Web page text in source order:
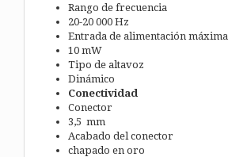
Rango de frecuencia
20-20 000 Hz
Entrada de alimentación máxima
10 mW
Tipo de altavoz
Dinámico
Conectividad
Conector
3,5 mm
Acabado del conector
chapado en oro